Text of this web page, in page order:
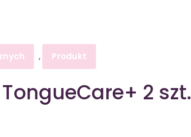
, Produkt
TongueCare+ 2 szt.